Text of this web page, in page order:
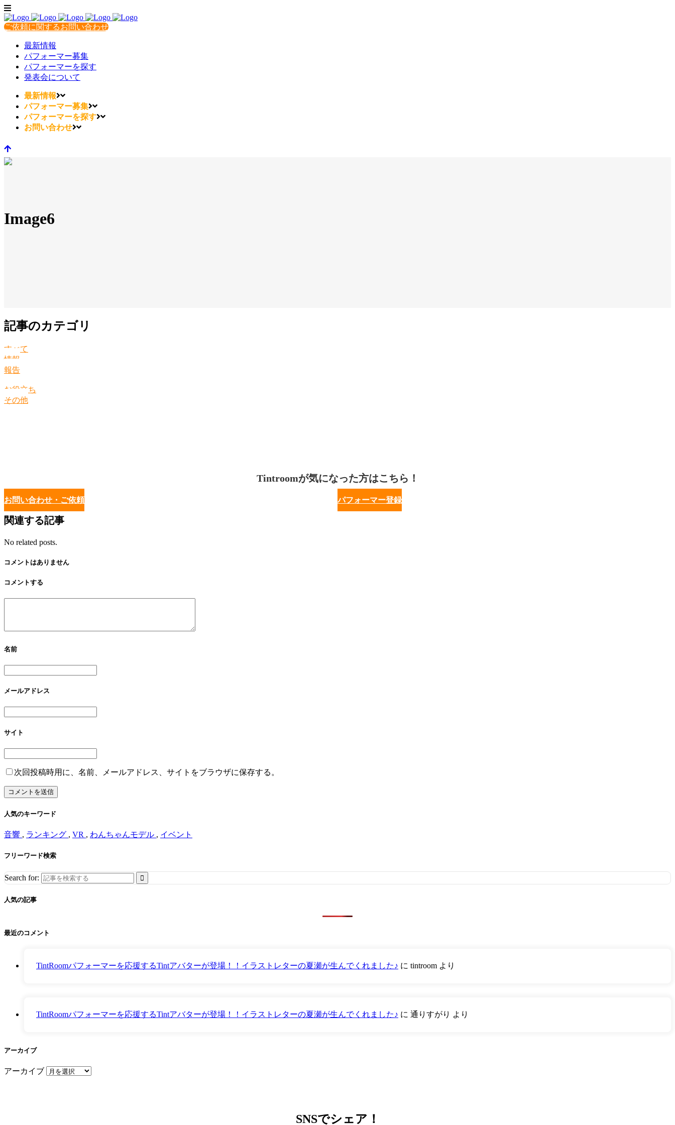
ご依頼に関するお問い合わせ
最新情報
パフォーマー募集
パフォーマーを探す
発表会について
最新情報
パフォーマー募集
パフォーマーを探す
お問い合わせ
Image6
記事のカテゴリ
すべて
情報
報告
お役立ち
その他
Tintroomが気になった方はこちら！
お問い合わせ・ご依頼 パフォーマー登録
関連する記事
No related posts.
コメントはありません
コメントする
名前
メールアドレス
サイト
次回投稿時用に、名前、メールアドレス、サイトをブラウザに保存する。
人気のキーワード
音響 , ランキング , VR , わんちゃんモデル , イベント
フリーワード検索
Search for:
人気の記事
最近のコメント
TintRoomパフォーマーを応援するTintアバターが登場！！イラストレターの夏瀬が生んでくれました♪ に tintroom より
TintRoomパフォーマーを応援するTintアバターが登場！！イラストレターの夏瀬が生んでくれました♪ に 通りすがり より
アーカイブ
アーカイブ
SNSでシェア！